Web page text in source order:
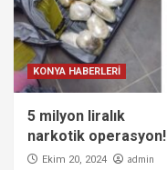
KONYA HABERLERİ
5 milyon liralık
narkotik operasyon!
Ekim 20, 2024 admin